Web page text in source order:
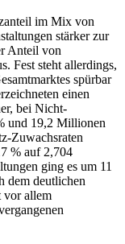
im Mix von
stärker zur
Anteil von
Fest steht allerdings,
spürbar
einen
bei Nicht-
und 19,2 Millionen
Zuwachsraten
% auf 2,704
ging es um 11
dem deutlichen
vor allem